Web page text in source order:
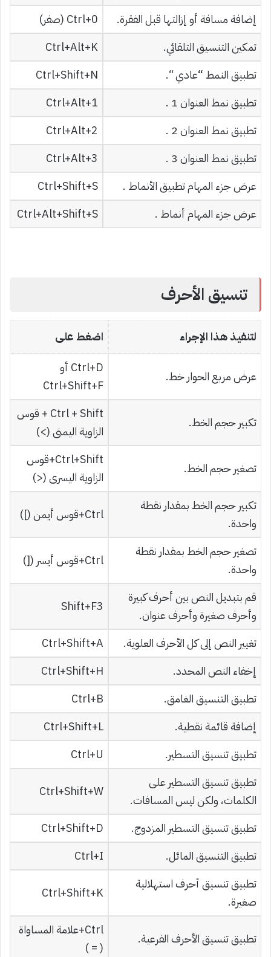
إضافة مسافة أو إزالتها قبل الفقرة.
Ctrl+0 (صفر)
تمكين التنسيق التلقائي.
Ctrl+Alt+K
تطبيق النمط “عادي “.
Ctrl+Shift+N
تطبيق نمط العنوان 1 .
Ctrl+Alt+1
تطبيق نمط العنوان 2 .
Ctrl+Alt+2
تطبيق نمط العنوان 3 .
Ctrl+Alt+3
عرض جزء المهام تطبيق الأنماط .
Ctrl+Shift+S
عرض جزء المهام أنماط .
Ctrl+Alt+Shift+S
تنسيق الأحرف
لتنفيذ هذا الإجراء اضغط على
عرض مربع الحوار خط.
Ctrl+D أو
Ctrl+Shift+F
تكبير حجم الخط.
Ctrl + Shift + قوس
الزاوية اليمنى (>)
تصغير حجم الخط.
Ctrl+Shift+قوس
الزاوية اليسرى (<)
تكبير حجم الخط بمقدار نقطة
واحدة.
Ctrl+قوس أيمن (])
تصغير حجم الخط بمقدار نقطة
واحدة.
Ctrl+قوس أيسر ([)
قم بتبديل النص بين أحرف كبيرة
وأحرف صغيرة وأحرف عنوان.
Shift+F3
تغيير النص إلى كل الأحرف العلوية.
Ctrl+Shift+A
إخفاء النص المحدد.
Ctrl+Shift+H
تطبيق التنسيق الغامق.
Ctrl+B
إضافة قائمة نقطية.
Ctrl+Shift+L
تطبيق تنسيق التسطير.
Ctrl+U
تطبيق تنسيق التسطير على
الكلمات، ولكن ليس المسافات.
Ctrl+Shift+W
تطبيق تنسيق التسطير المزدوج.
Ctrl+Shift+D
تطبيق التنسيق المائل.
Ctrl+I
تطبيق تنسيق أحرف استهلالية
صغيرة.
Ctrl+Shift+K
تطبيق تنسيق الأحرف الفرعية.
Ctrl+علامة المساواة
( = )